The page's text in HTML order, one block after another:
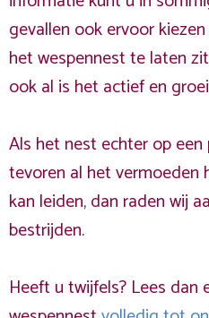
gevallen ook ervoor
het wespennest te laten
ook al is het actief en
Als het nest echter op
tevoren al het
kan leiden, dan raden wij
bestrijden.
Heeft u twijfels? Lees dan